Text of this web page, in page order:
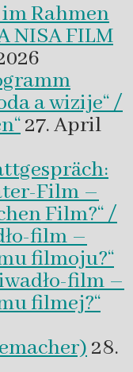
Rahmen
NISA FILM
a wizije“ /
27. April
Film –
Film?“ /
film –
filmoju?“
film –
filmej?“
28.